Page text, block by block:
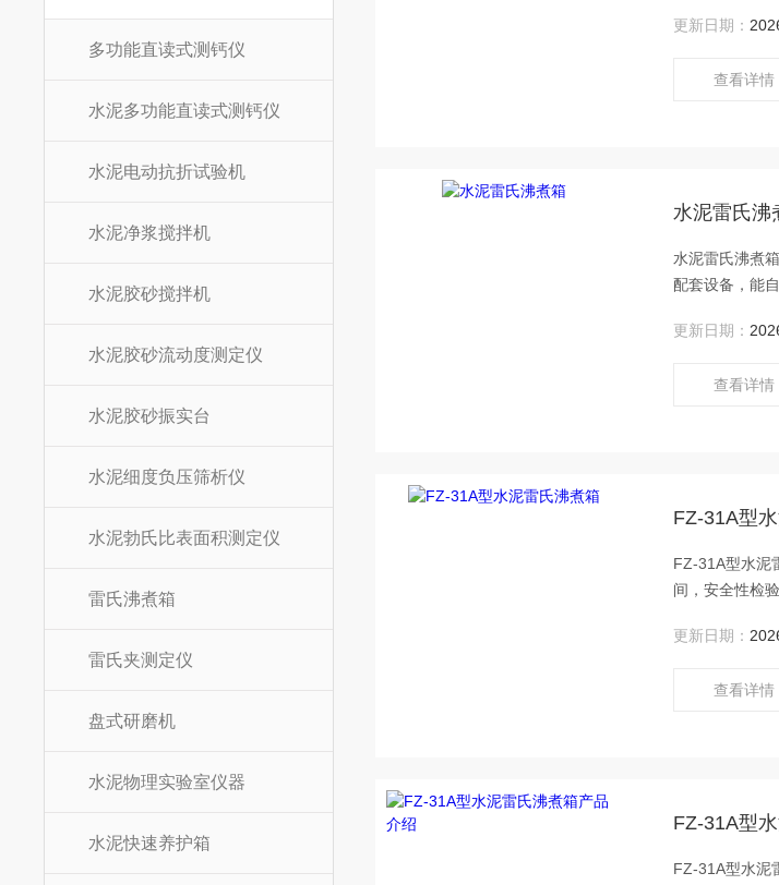
多功能直读式测钙仪
水泥多功能直读式测钙仪
水泥电动抗折试验机
水泥净浆搅拌机
水泥胶砂搅拌机
水泥胶砂流动度测定仪
水泥胶砂振实台
水泥细度负压筛析仪
水泥勃氏比表面积测定仪
雷氏沸煮箱
雷氏夹测定仪
盘式研磨机
水泥物理实验室仪器
水泥快速养护箱
更新日期：
查看详情
水泥雷氏沸
水泥雷氏沸煮
配套设备，能
更新日期：
查看详情
FZ-31A型
FZ-31A型水泥
间，安全性检
更新日期：
查看详情
FZ-31A型
FZ-31A型水泥